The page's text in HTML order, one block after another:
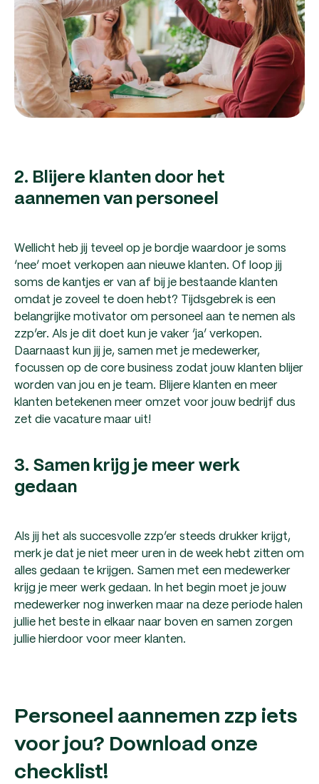
2. Blijere klanten door het
aannemen van personeel
Wellicht heb jij teveel op je bordje waardoor je soms
‘nee’ moet verkopen aan nieuwe klanten. Of loop jij
soms de kantjes er van af bij je bestaande klanten
omdat je zoveel te doen hebt? Tijdsgebrek is een
belangrijke motivator om personeel aan te nemen als
zzp’er. Als je dit doet kun je vaker ‘ja’ verkopen.
Daarnaast kun jij je, samen met je medewerker,
focussen op de core business zodat jouw klanten blijer
worden van jou en je team. Blijere klanten en meer
klanten betekenen meer omzet voor jouw bedrijf dus
zet die vacature maar uit!
3. Samen krijg je meer werk
gedaan
Als jij het als succesvolle zzp’er steeds drukker krijgt,
merk je dat je niet meer uren in de week hebt zitten om
alles gedaan te krijgen. Samen met een medewerker
krijg je meer werk gedaan. In het begin moet je jouw
medewerker nog inwerken maar na deze periode halen
jullie het beste in elkaar naar boven en samen zorgen
jullie hierdoor voor meer klanten.
Personeel aannemen zzp iets
voor jou? Download onze
checklist!